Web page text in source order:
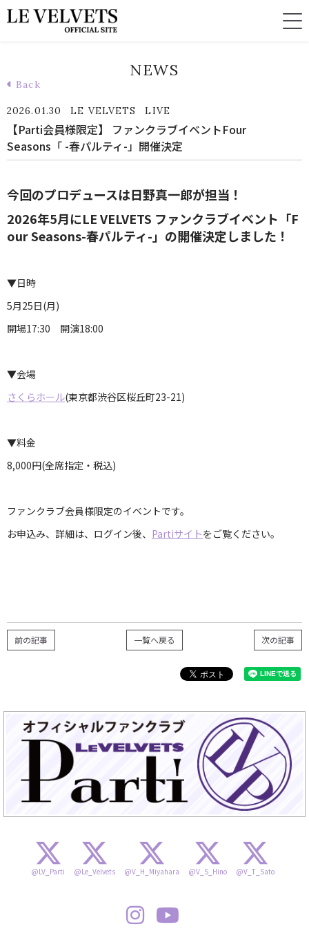
NEWS
Back
2026.01.30 LE VELVETS LIVE
【Parti会員様限定】 ファンクラブイベントFour
Seasons「 -春パルティ-」開催決定
今回のプロデュースは日野真一郎が担当！
2026年5月にLE VELVETS ファンクラブイベント「F
our Seasons-春パルティ-」の開催決定しました！
▼日時
5月25日(月)
開場17:30 開演18:00
▼会場
さくらホール(東京都渋谷区桜丘町23-21)
▼料金
8,000円(全席指定・税込)
ファンクラブ会員様限定のイベントです。
お申込み、詳細は、ログイン後、 Partiサイトをご覧ください。
次の記事
一覧へ戻る
前の記事
@LV_Parti @Le_Velvets @V_H_Miyahara @V_S_Hino @V_T_Sato